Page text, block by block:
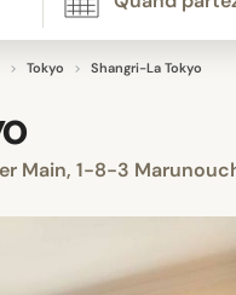
Tokyo Shangri-La Tokyo
Main, 1-8-3